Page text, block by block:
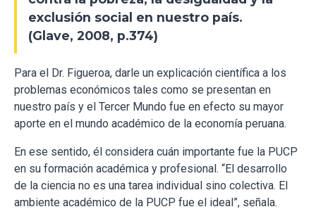
exclusión social en nuestro país.
(Glave, 2008, p.374)
Para el Dr. Figueroa, darle un explicación científica a los
problemas económicos tales como se presentan en
nuestro país y el Tercer Mundo fue en efecto su mayor
aporte en el mundo académico de la economía peruana.
En ese sentido, él considera cuán importante fue la PUCP
en su formación académica y profesional. “El desarrollo
de la ciencia no es una tarea individual sino colectiva. El
ambiente académico de la PUCP fue el ideal”, señala.